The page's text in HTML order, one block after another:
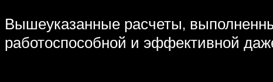
Вышеуказанные расчеты,
работоспособной и эффективной